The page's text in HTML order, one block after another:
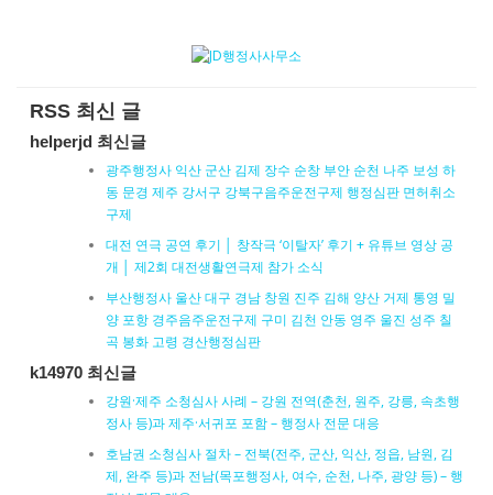
RSS 최신 글
helperjd 최신글
광주행정사 익산 군산 김제 장수 순창 부안 순천 나주 보성 하
동 문경 제주 강서구 강북구음주운전구제 행정심판 면허취소
구제
대전 연극 공연 후기 │ 창작극 ‘이탈자’ 후기 + 유튜브 영상 공
개 │ 제2회 대전생활연극제 참가 소식
부산행정사 울산 대구 경남 창원 진주 김해 양산 거제 통영 밀
양 포항 경주음주운전구제 구미 김천 안동 영주 울진 성주 칠
곡 봉화 고령 경산행정심판
k14970 최신글
강원·제주 소청심사 사례 – 강원 전역(춘천, 원주, 강릉, 속초행
정사 등)과 제주·서귀포 포함 – 행정사 전문 대응
호남권 소청심사 절차 – 전북(전주, 군산, 익산, 정읍, 남원, 김
제, 완주 등)과 전남(목포행정사, 여수, 순천, 나주, 광양 등) – 행